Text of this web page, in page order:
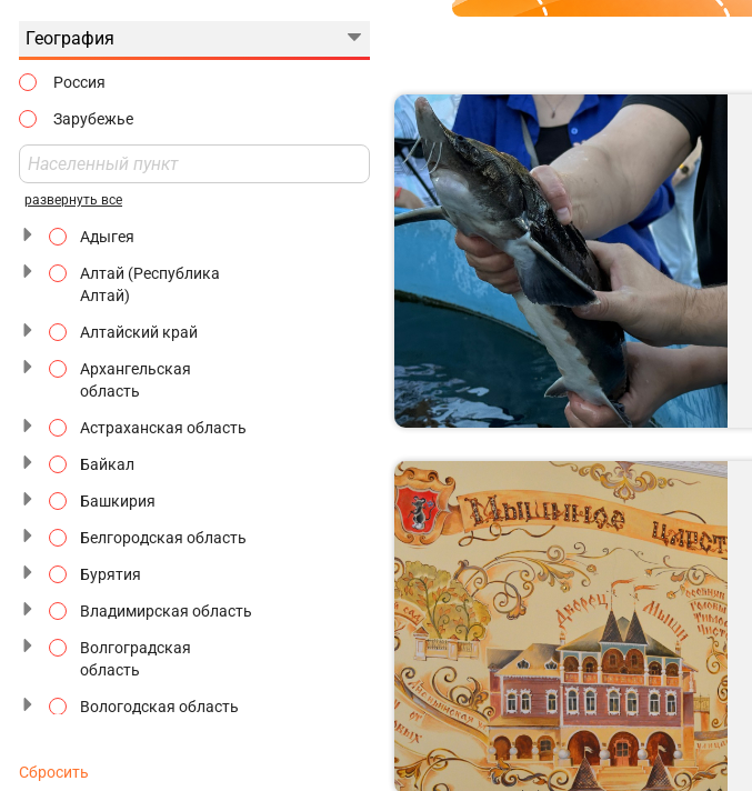
Национальные
маршруты
Незнакомый Петербург
Новогодняя Москва
Природные
С мастер-классами
С ночным переездом
Святые места
Северное сияние
Сезон цветения
Традиции и промыслы
Туры выходного дня
Майские Праздники
Праздники
География
Россия
Зарубежье
развернуть все
Адыгея
Алтай (Республика
Алтай)
Алтайский край
Архангельская
область
Астраханская область
Байкал
Башкирия
Белгородская область
Бурятия
Владимирская область
Волгоградская
область
Вологодская область
Дагестан
Сбросить